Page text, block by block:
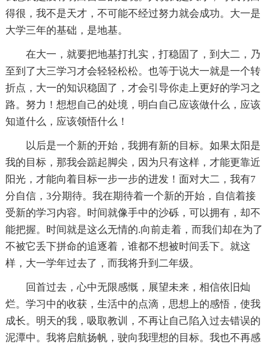
得很，我不是天才，不可能不经过努力就会成功。大一是
大学三年的基础，是地基。
在大一，就要把地基打扎实，打稳固了，到大二，乃
至到了大三学习才会轻轻松松。也等于说大一就是一个转
折点，大一的知识稳固了，才会引导你走上更好的学习之
路。努力！想想自己的处境，明白自己应该做什么，应该
知道什么，应该领悟什么！
以后是一个新的开始，我拥有新的目标。如果太阳是
我的目标，那我会踮起脚尖，因为只有这样，才能更靠近
阳光，才能向着目标一步一步的进发！面对大二，我有7
分自信，3分期待。我在期待着一个新的开始，自信着接
受新的学习内容。时间就像手中的沙砾，可以拥有，却不
能把握。时间就是这么无情的.向前走着，而我们却在为了
不被它丢下拼命的追逐着，谁都不想被时间丢下。就这
样，大一学年过去了，而我将升到二年级。
回首过去，心中无限感慨，展望未来，相信依旧灿
烂。学习中的收获，生活中的点滴，思想上的感悟，使我
成长。明天的我，吸取教训，不再让自己陷入过去错误的
泥潭中。我将启航扬帆，驶向我理想的目标。我也不再感